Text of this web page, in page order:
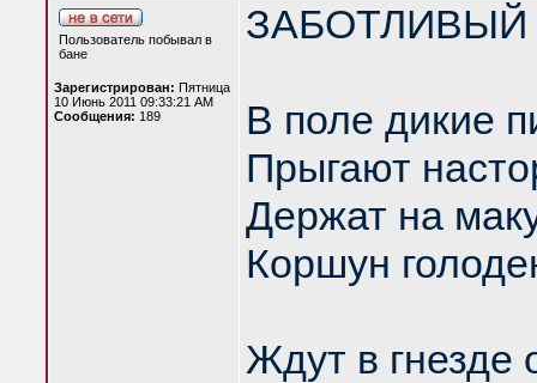
Пользователь побывал в
бане
Зарегистрирован: Пятница
10 Июнь 2011 09:33:21 AM
Сообщения: 189
ЗАБОТЛИВЫЙ
В поле дикие
Прыгают
Держат на
Коршун
Ждут в гнезде